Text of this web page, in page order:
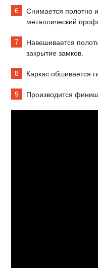
Снимается полотно
металлический
Навешивается
закрытие замков.
Каркас обшивается
Производится